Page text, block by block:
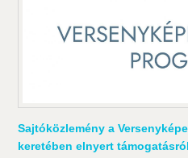
Sajtóközlemény a
keretében elnyert támogatásról